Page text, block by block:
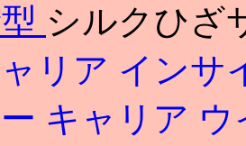
シルクひざ
リア インサ
キャリア